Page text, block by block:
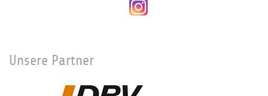
Unsere Partner